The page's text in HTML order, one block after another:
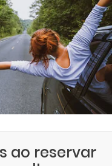
ao reservar